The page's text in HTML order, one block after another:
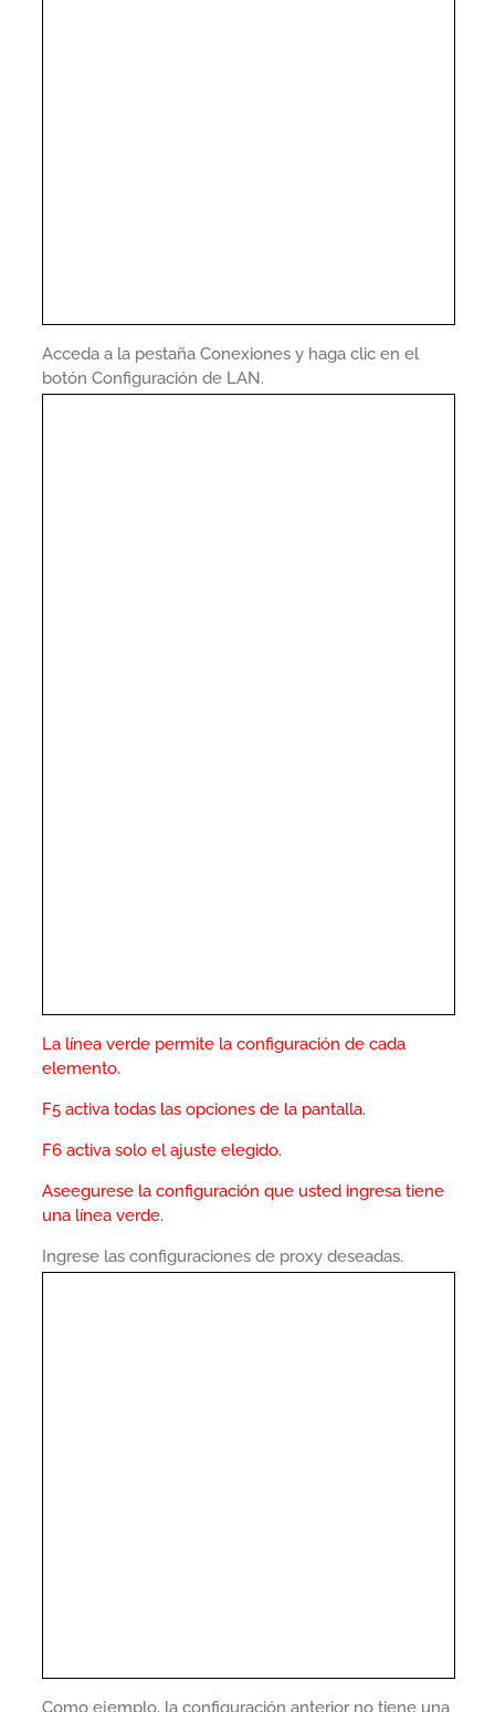
Acceda a la pestaña Conexiones y haga clic en el
botón Configuración de LAN.
La línea verde permite la configuración de cada
elemento.
F5 activa todas las opciones de la pantalla.
F6 activa solo el ajuste elegido.
Aseegurese la configuración que usted ingresa tiene
una línea verde.
Ingrese las configuraciones de proxy deseadas.
Como ejemplo, la configuración anterior no tiene una